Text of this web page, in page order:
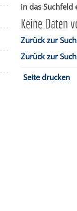
in das Suchfeld
Keine Daten
Zurück zur
Zurück zur
Seite drucken